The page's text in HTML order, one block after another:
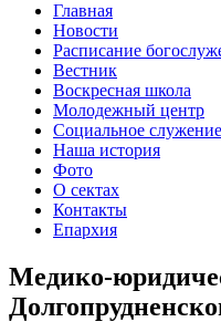
Главная
Новости
Расписание
Вестник
Воскресная школа
Молодежный центр
Социальное служение
Наша история
Фото
О сектах
Контакты
Епархия
Медико-